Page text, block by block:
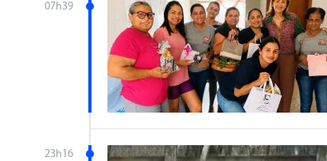
07h39
23h16